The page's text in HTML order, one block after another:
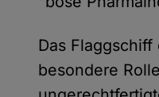
Das
besondere